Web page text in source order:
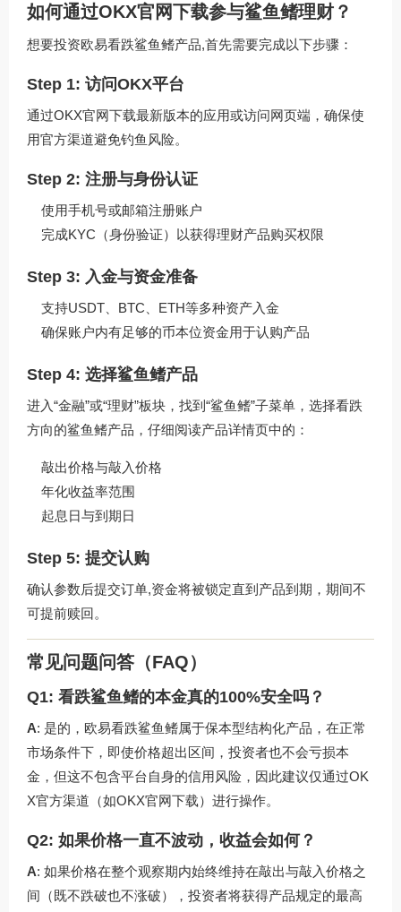
如何通过OKX官网下载参与鲨鱼鳍理财？
想要投资欧易看跌鲨鱼鳍产品,首先需要完成以下步骤：
Step 1: 访问OKX平台
通过OKX官网下载最新版本的应用或访问网页端，确保使
用官方渠道避免钓鱼风险。
Step 2: 注册与身份认证
使用手机号或邮箱注册账户
完成KYC（身份验证）以获得理财产品购买权限
Step 3: 入金与资金准备
支持USDT、BTC、ETH等多种资产入金
确保账户内有足够的币本位资金用于认购产品
Step 4: 选择鲨鱼鳍产品
进入“金融”或“理财”板块，找到“鲨鱼鳍”子菜单，选择看跌
方向的鲨鱼鳍产品，仔细阅读产品详情页中的：
敲出价格与敲入价格
年化收益率范围
起息日与到期日
Step 5: 提交认购
确认参数后提交订单,资金将被锁定直到产品到期，期间不
可提前赎回。
常见问题问答（FAQ）
Q1: 看跌鲨鱼鳍的本金真的100%安全吗？
A: 是的，欧易看跌鲨鱼鳍属于保本型结构化产品，在正常
市场条件下，即使价格超出区间，投资者也不会亏损本
金，但这不包含平台自身的信用风险，因此建议仅通过OK
X官方渠道（如OKX官网下载）进行操作。
Q2: 如果价格一直不波动，收益会如何？
A: 如果价格在整个观察期内始终维持在敲出与敲入价格之
间（既不跌破也不涨破），投资者将获得产品规定的最高